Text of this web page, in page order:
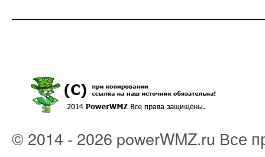
© 2014 - 2026 powerWMZ.ru Все